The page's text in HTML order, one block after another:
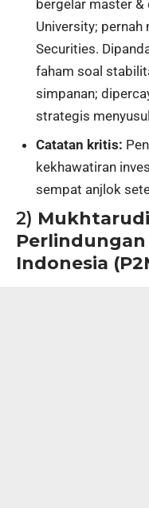
bergelar master
University; pernah
Securities.
faham soal
simpanan;
strategis
Catatan kritis:
kekhawatiran
sempat anjlok
2)
Perlindungan
Indonesia